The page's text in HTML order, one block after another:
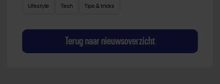
Lifestyle Tech Tips & tricks
Terug naar nieuwsoverzicht